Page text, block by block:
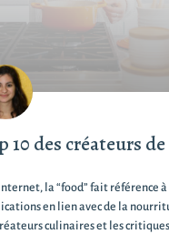
10 des créateurs
la “food” fait référence à
en lien avec de la
culinaires et les critiques